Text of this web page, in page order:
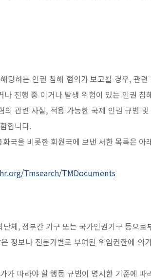
당하는 인권 침해 혐의가 보고될 경우, 관
나 진행 중 이거나 발생 위험이 있는 인권
의 관련 사실, 적용 가능한 국제 인권 규범
합니다.
국을 비롯한 회원국에 보낸 서한 목록은 아
Tmsearch/TMDocuments
체, 정부간 기구 또는 국가인권기구 등으로
정보나 전문가별로 부여된 위임권한에 의
가 따라야 할 행동 규범이 명시한 기준에 따